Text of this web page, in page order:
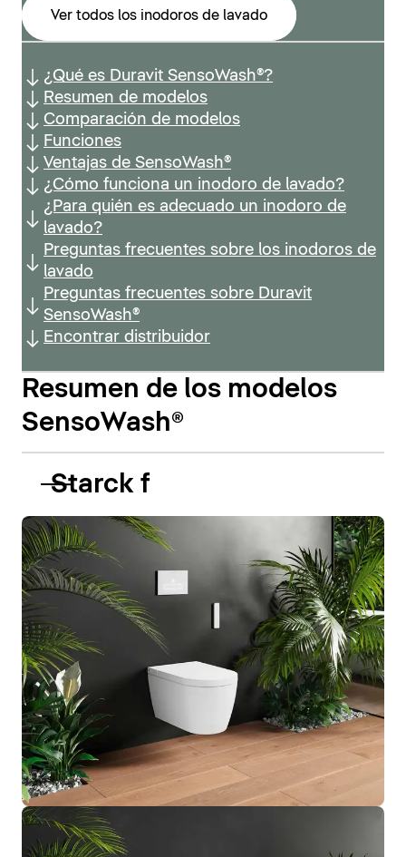
Ver todos los inodoros de lavado
¿Qué es Duravit SensoWash®?
Resumen de modelos
Comparación de modelos
Funciones
Ventajas de SensoWash®
¿Cómo funciona un inodoro de lavado?
¿Para quién es adecuado un inodoro de
lavado?
Preguntas frecuentes sobre los inodoros de
lavado
Preguntas frecuentes sobre Duravit
SensoWash®
Encontrar distribuidor
Resumen de los modelos
SensoWash®
Starck f